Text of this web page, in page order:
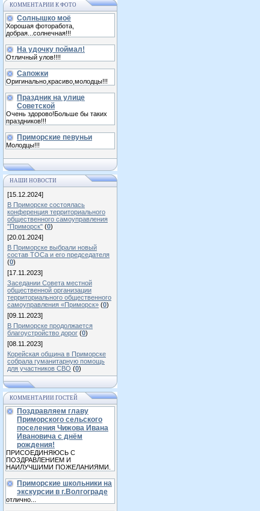
КОММЕНТАРИИ К ФОТО
Солнышко моё
Хорошая фоторабота,
добрая...солнечная!!!
На удочку поймал!
Отличный улов!!!!
Сапожки
Оригинально,красиво,молодцы!!!
Праздник на улице
Советской
Очень здорово!Больше бы таких
праздников!!!
Приморские певуньи
Молодцы!!!
НАШИ НОВОСТИ
[15.12.2024]
В Приморске состоялась
конференция территориального
общественного самоуправления
"Приморск" (0)
[20.01.2024]
В Приморске выбрали новый
состав ТОСа и его председателя
(0)
[17.11.2023]
Заседании Совета местной
общественной организации
территориального общественного
самоуправления «Приморск» (0)
[09.11.2023]
В Приморске продолжается
благоустройство дорог (0)
[08.11.2023]
Корейская община в Приморске
собрала гуманитарную помощь
для участников СВО (0)
КОММЕНТАРИИ ГОСТЕЙ
Поздравляем главу
Приморского сельского
поселения Чижова Ивана
Ивановича с днём
рождения!
ПРИСОЕДИНЯЮСЬ С
ПОЗДРАВЛЕНИЕМ И
НАИЛУЧШИМИ ПОЖЕЛАНИЯМИ.
Приморские школьники на
экскурсии в г.Волгограде
отлично...